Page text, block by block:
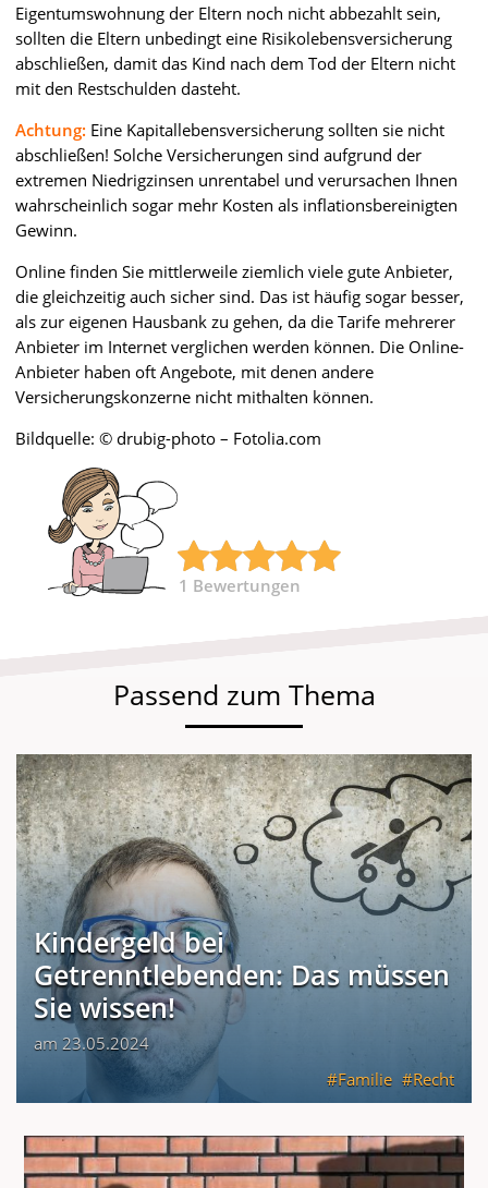
Eigentumswohnung der Eltern noch nicht abbezahlt sein,
sollten die Eltern unbedingt eine Risikolebensversicherung
abschließen, damit das Kind nach dem Tod der Eltern nicht
mit den Restschulden dasteht.
Achtung: Eine Kapitallebensversicherung sollten sie nicht
abschließen! Solche Versicherungen sind aufgrund der
extremen Niedrigzinsen unrentabel und verursachen Ihnen
wahrscheinlich sogar mehr Kosten als inflationsbereinigten
Gewinn.
Online finden Sie mittlerweile ziemlich viele gute Anbieter,
die gleichzeitig auch sicher sind. Das ist häufig sogar besser,
als zur eigenen Hausbank zu gehen, da die Tarife mehrerer
Anbieter im Internet verglichen werden können. Die Online-
Anbieter haben oft Angebote, mit denen andere
Versicherungskonzerne nicht mithalten können.
Bildquelle: © drubig-photo – Fotolia.com
1 Bewertungen
Passend zum Thema
Kindergeld bei
Getrenntlebenden: Das müssen
Sie wissen!
am 23.05.2024
Familie
Recht